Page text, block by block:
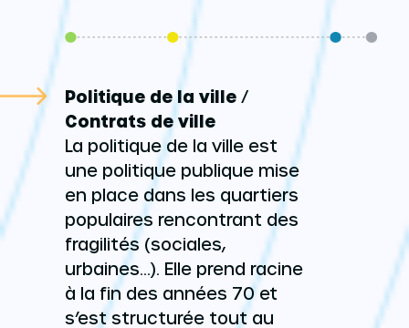
Politique de la ville /
Contrats de ville
La politique de la ville est
une politique publique mise
en place dans les quartiers
populaires rencontrant des
fragilités (sociales,
urbaines…). Elle prend racine
à la fin des années 70 et
s’est structurée tout au